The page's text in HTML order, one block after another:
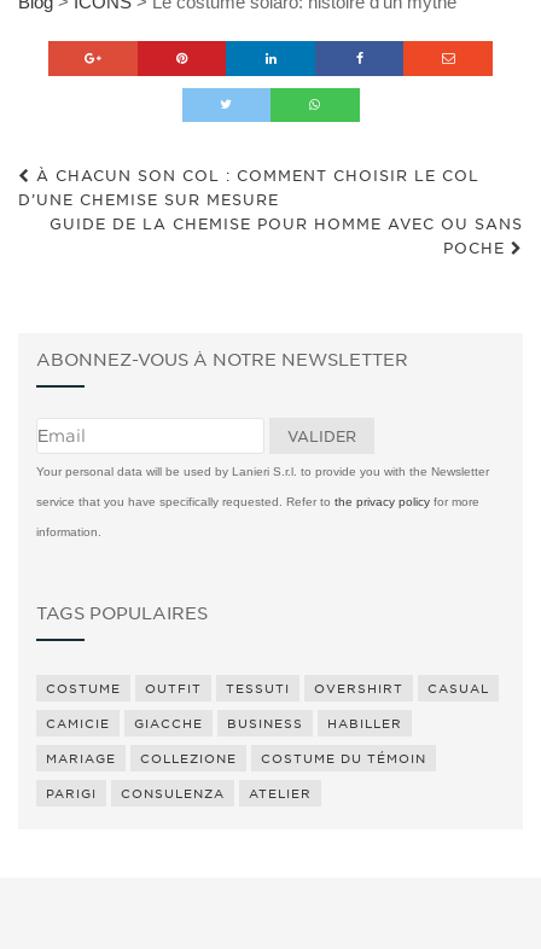
À CHACUN SON COL : COMMENT CHOISIR LE COL
D’UNE CHEMISE SUR MESURE
GUIDE DE LA CHEMISE POUR HOMME AVEC OU SANS
POCHE
ABONNEZ-VOUS À NOTRE NEWSLETTER
Your personal data will be used by Lanieri S.r.l. to provide you with the Newsletter
service that you have specifically requested. Refer to the privacy policy for more
information.
TAGS POPULAIRES
COSTUME OUTFIT TESSUTI OVERSHIRT CASUAL
CAMICIE GIACCHE BUSINESS HABILLER
MARIAGE COLLEZIONE COSTUME DU TÉMOIN
PARIGI CONSULENZA ATELIER